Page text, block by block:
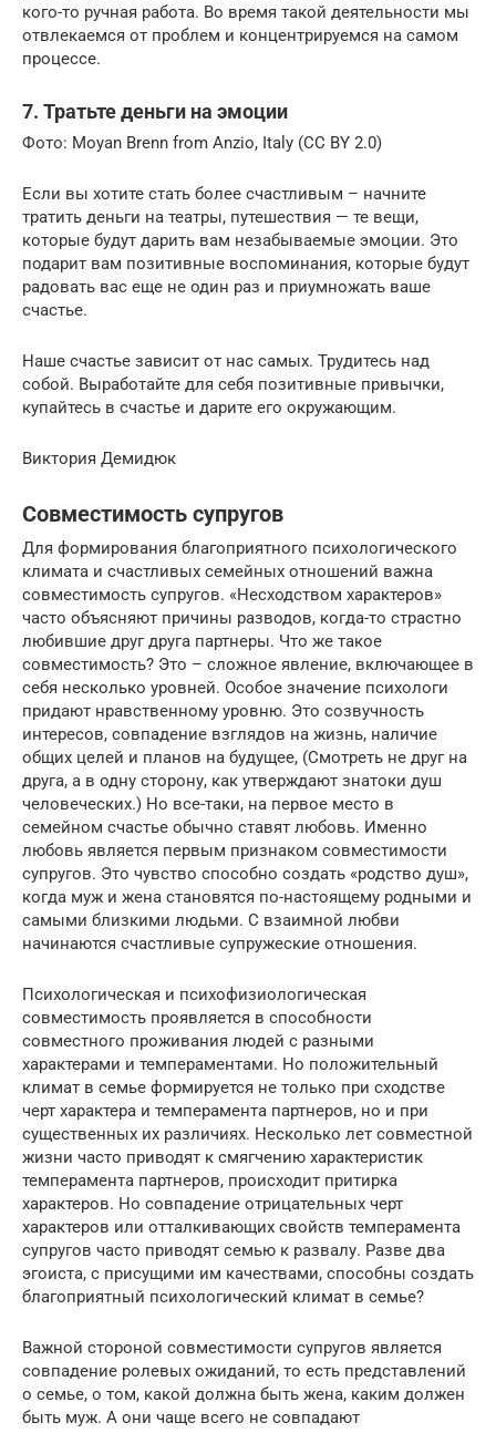
кого-то ручная работа. Во время такой деятельности мы
отвлекаемся от проблем и концентрируемся на самом
процессе.
7. Тратьте деньги на эмоции
Фото: Moyan Brenn from Anzio, Italy (CC BY 2.0)
Если вы хотите стать более счастливым – начните
тратить деньги на театры, путешествия — те вещи,
которые будут дарить вам незабываемые эмоции. Это
подарит вам позитивные воспоминания, которые будут
радовать вас еще не один раз и приумножать ваше
счастье.
Наше счастье зависит от нас самых. Трудитесь над
собой. Выработайте для себя позитивные привычки,
купайтесь в счастье и дарите его окружающим.
Виктория Демидюк
Совместимость супругов
Для формирования благоприятного психологического
климата и счастливых семейных отношений важна
совместимость супругов. «Несходством характеров»
часто объясняют причины разводов, когда-то страстно
любившие друг друга партнеры. Что же такое
совместимость? Это – сложное явление, включающее в
себя несколько уровней. Особое значение психологи
придают нравственному уровню. Это созвучность
интересов, совпадение взглядов на жизнь, наличие
общих целей и планов на будущее, (Смотреть не друг на
друга, а в одну сторону, как утверждают знатоки душ
человеческих.) Но все-таки, на первое место в
семейном счастье обычно ставят любовь. Именно
любовь является первым признаком совместимости
супругов. Это чувство способно создать «родство душ»,
когда муж и жена становятся по-настоящему родными и
самыми близкими людьми. С взаимной любви
начинаются счастливые супружеские отношения.
Психологическая и психофизиологическая
совместимость проявляется в способности
совместного проживания людей с разными
характерами и темпераментами. Но положительный
климат в семье формируется не только при сходстве
черт характера и темперамента партнеров, но и при
существенных их различиях. Несколько лет совместной
жизни часто приводят к смягчению характеристик
темперамента партнеров, происходит притирка
характеров. Но совпадение отрицательных черт
характеров или отталкивающих свойств темперамента
супругов часто приводят семью к развалу. Разве два
эгоиста, с присущими им качествами, способны создать
благоприятный психологический климат в семье?
Важной стороной совместимости супругов является
совпадение ролевых ожиданий, то есть представлений
о семье, о том, какой должна быть жена, каким должен
быть муж. А они чаще всего не совпадают